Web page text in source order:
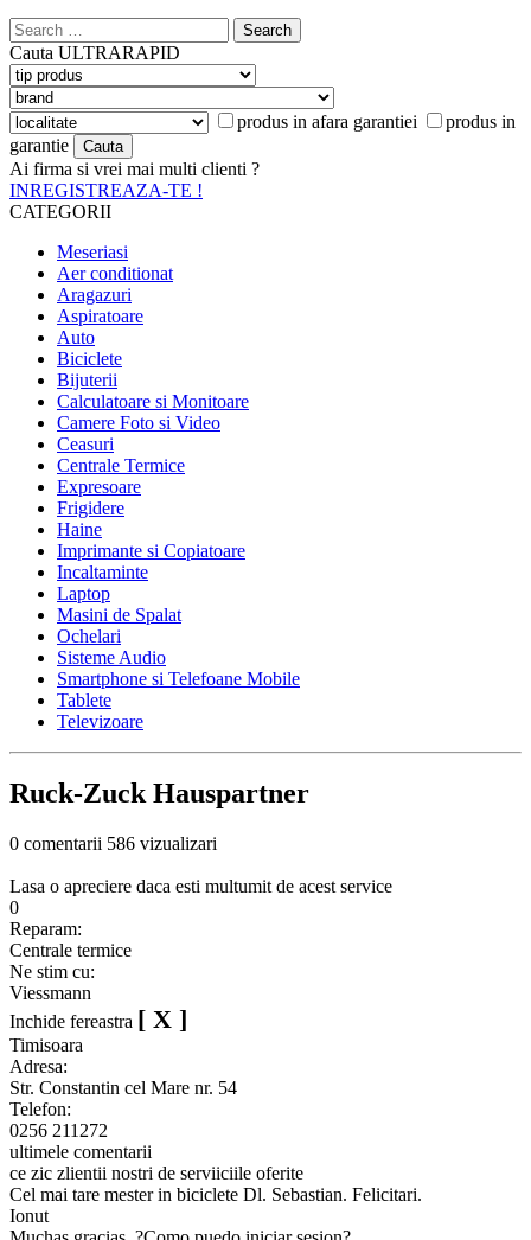
Search
for:
Cauta ULTRARAPID
produs in afara garantiei
produs in
garantie
Ai firma si vrei mai multi clienti ?
INREGISTREAZA-TE !
CATEGORII
Meseriasi
Aer conditionat
Aragazuri
Aspiratoare
Auto
Biciclete
Bijuterii
Calculatoare si Monitoare
Camere Foto si Video
Ceasuri
Centrale Termice
Expresoare
Frigidere
Haine
Imprimante si Copiatoare
Incaltaminte
Laptop
Masini de Spalat
Ochelari
Sisteme Audio
Smartphone si Telefoane Mobile
Tablete
Televizoare
Ruck-Zuck Hauspartner
0 comentarii 586 vizualizari
Lasa o apreciere daca esti multumit de acest service
0
Reparam:
Centrale termice
Ne stim cu:
Viessmann
Inchide fereastra [ X ]
Timisoara
Adresa:
Str. Constantin cel Mare nr. 54
Telefon:
0256 211272
ultimele comentarii
ce zic zlientii nostri de serviiciile oferite
Cel mai tare mester in biciclete Dl. Sebastian. Felicitari.
Ionut